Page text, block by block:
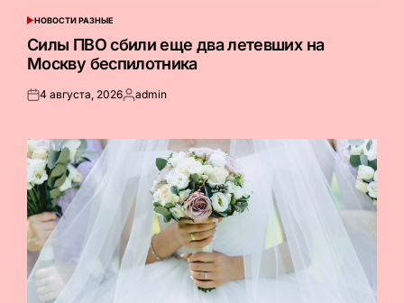
ОПУБЛИКОВАНО
НОВОСТИ РАЗНЫЕ
Силы ПВО сбили еще два летевших на
Москву беспилотника
Опубликовано
4 августа, 2026Запись
admin